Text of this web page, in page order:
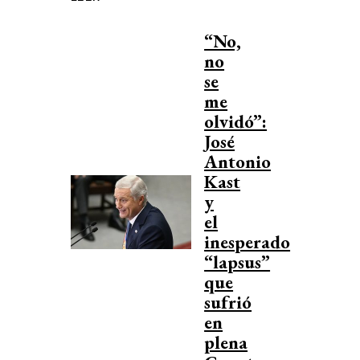
“No,
no
se
me
olvidó”:
José
Antonio
Kast
y
el
inesperado
“lapsus”
que
sufrió
en
plena